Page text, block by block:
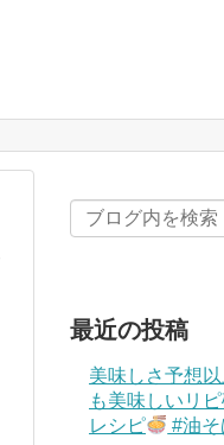
最近の投稿
美味しさ予想
も美味しいリ
レシピ
#油そ